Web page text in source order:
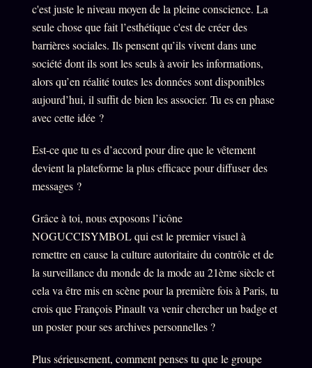
c'est juste le niveau moyen de la pleine conscience. La
seule chose que fait l’esthétique c'est de créer des
barrières sociales. Ils pensent qu’ils vivent dans une
société dont ils sont les seuls à avoir les informations,
alors qu’en réalité toutes les données sont disponibles
aujourd’hui, il suffit de bien les associer. Tu es en phase
avec cette idée ?
Est-ce que tu es d’accord pour dire que le vêtement
devient la plateforme la plus efficace pour diffuser des
messages ?
Grâce à toi, nous exposons l’icône
NOGUCCISYMBOL qui est le premier visuel à
remettre en cause la culture autoritaire du contrôle et de
la surveillance du monde de la mode au 21ème siècle et
cela va être mis en scène pour la première fois à Paris, tu
crois que François Pinault va venir chercher un badge et
un poster pour ses archives personnelles ?
Plus sérieusement, comment penses tu que le groupe